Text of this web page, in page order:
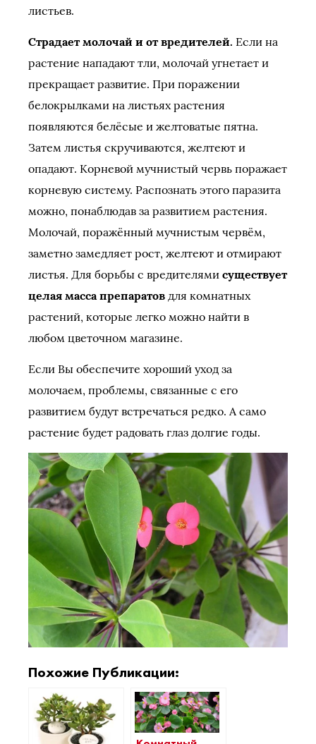
листьев.
Страдает молочай и от вредителей. Если на
растение нападают тли, молочай угнетает и
прекращает развитие. При поражении
белокрылками на листьях растения
появляются белёсые и желтоватые пятна.
Затем листья скручиваются, желтеют и
опадают. Корневой мучнистый червь поражает
корневую систему. Распознать этого паразита
можно, понаблюдав за развитием растения.
Молочай, поражённый мучнистым червём,
заметно замедляет рост, желтеют и отмирают
листья. Для борьбы с вредителями существует
целая масса препаратов для комнатных
растений, которые легко можно найти в
любом цветочном магазине.
Если Вы обеспечите хороший уход за
молочаем, проблемы, связанные с его
развитием будут встречаться редко. А само
растение будет радовать глаз долгие годы.
Похожие Публикации: